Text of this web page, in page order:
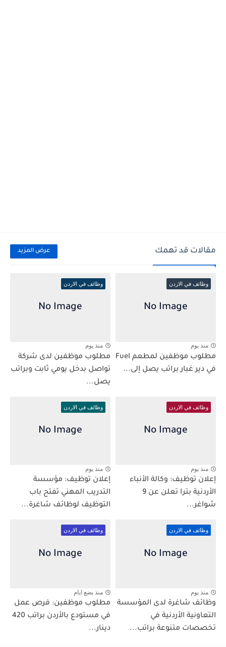
مقالات قد تهمك عرض المزيد
وظائف في الاردن
منذ يوم
مطلوب موظفين لمطعم Fuel
في دير غبار براتب يصل إلى...
وظائف في الاردن
منذ يوم
مطلوب موظفين لدى شركة
تواصل بدخل يومي ثابت وبراتب
يصل...
وظائف في الاردن
منذ يوم
إعلان توظيف: وكالة الأنباء
الأردنية بترا تعلن عن 9
شواغر...
وظائف في الاردن
منذ يوم
إعلان توظيف: مؤسسة
التدريب المهني تفتح باب
التوظيف لوظائف شاغرة...
وظائف في الاردن
منذ يوم
وظائف شاغرة لدى المؤسسة
التعاونية الأردنية في
تخصصات متنوعة براتب...
وظائف في الاردن
منذ بضع ايام
مطلوب موظفين: فرص عمل
في مستودع بالأردن براتب 420
دينار...